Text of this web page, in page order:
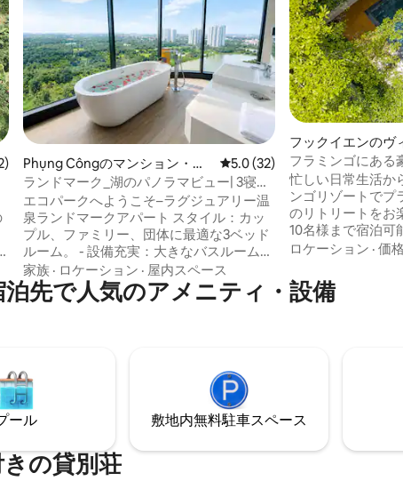
12件、5つ星中5.0つ星の平均評価
Phụng Côngのマンション・ア
パート
レビュー32件、5つ星中5.0つ
5.0 (32)
ランドマーク_湖のパノラマビュー| 3寝室
のアパート|ゴルフ・温泉・プール
エコパークへようこそ–ラグジュアリー温
泉ランドマークアパート スタイル：カッ
プル、ファミリー、団体に最適な3ベッド
ルーム。 - 設備充実：大きなバスルーム2
つ、モダンなキッチン、洗濯機、乾燥
機、エアコン、Wi-Fi。 - 快適さ：専用サ
ウナ、素晴らしいパノラマ湖の景色が見
セキュリティ - プライムロケーション：エ
コパークの中心部、スワンレイク、ゴル
フ＆日本公園にあります。カフェ、レス
トラン、お店に囲まれています。ハノイ
家族 · ロケーション · 屋内スペース
フックイエンのヴ
フラミンゴにある
プールヴィラ、庭
忙しい日常生活か
ンゴリゾートでプ
のリトリートをお楽
10名様まで宿泊可
ルームのヴィラは
トプール、カラオ
台、屋外BBQスペ
るこのヴィラは、
ロケーション · 価格
先で人気のアメニティ・設備
ール 敷地内無料駐⁠車ス⁠ペ⁠ー⁠ス
の貸別荘